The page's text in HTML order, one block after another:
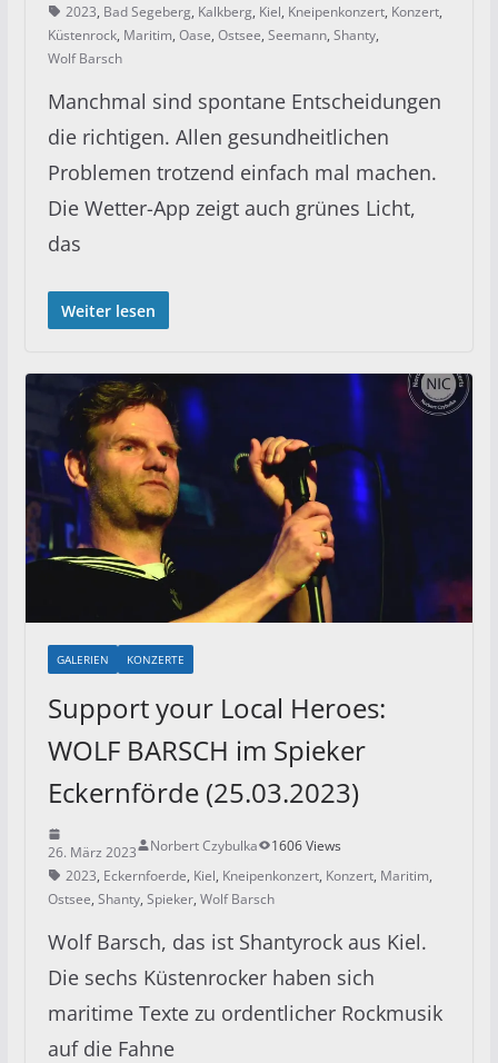
2023, Bad Segeberg, Kalkberg, Kiel, Kneipenkonzert, Konzert,
Küstenrock, Maritim, Oase, Ostsee, Seemann, Shanty,
Wolf Barsch
Manchmal sind spontane Entscheidungen
die richtigen. Allen gesundheitlichen
Problemen trotzend einfach mal machen.
Die Wetter-App zeigt auch grünes Licht,
das
Weiter lesen
GALERIEN KONZERTE
Support your Local Heroes:
WOLF BARSCH im Spieker
Eckernförde (25.03.2023)
26. März 2023 Norbert Czybulka
1606 Views
2023, Eckernfoerde, Kiel, Kneipenkonzert, Konzert, Maritim,
Ostsee, Shanty, Spieker, Wolf Barsch
Wolf Barsch, das ist Shantyrock aus Kiel.
Die sechs Küstenrocker haben sich
maritime Texte zu ordentlicher Rockmusik
auf die Fahne